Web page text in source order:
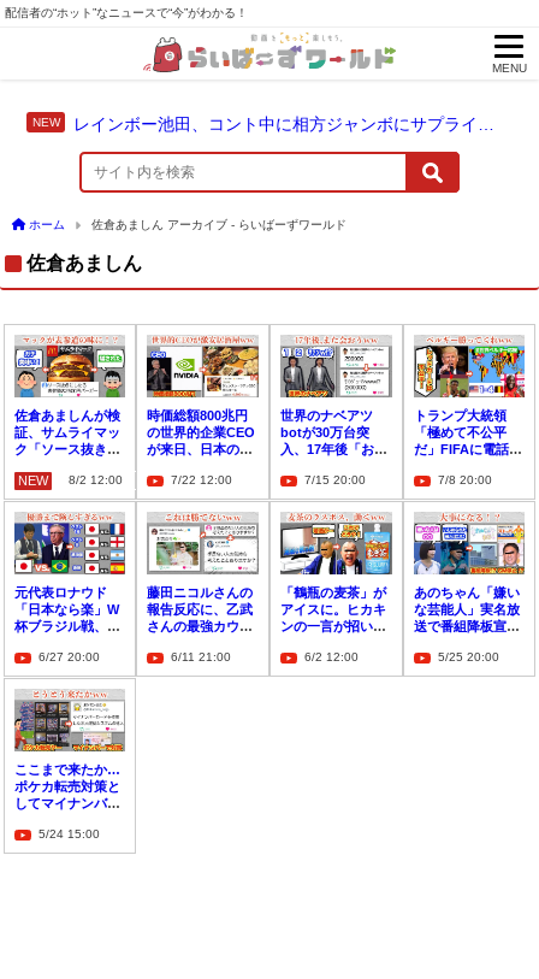
配信者の“ホット”なニュースで“今”がわかる！
MENU
ホーム 佐倉あましん アーカイブ - らいばーずワールド
佐倉あましん
佐倉あましんが検
証、サムライマッ
ク「ソース抜き」
否
NEW 8/2 12:00
時価総額800兆円
の世界的企業CEO
が来日、日本の激
7/22 12:00
世界のナベアツ
botが30万台突
入、17年後「お帰
7/15 20:00
トランプ大統領
「極めて不公平
だ」FIFAに電話→
大応援7/8 20:00
元代表ロナウド
「日本なら楽」W
杯ブラジル戦、日
スラッシュ
6/27 20:00
藤田ニコルさんの
報告反応に、乙武
さんの最強カウン
出ない」の声
6/11 21:00
「鶴瓶の麦茶」が
アイスに。ヒカキ
ンの一言が招いた
ドンが動いた
6/2 12:00
あのちゃん「嫌い
な芸能人」実名放
送で番組降板宣
スクの恐怖
5/25 20:00
ここまで来たか…
ポケカ転売対策と
してマイナンバー
5/24 15:00